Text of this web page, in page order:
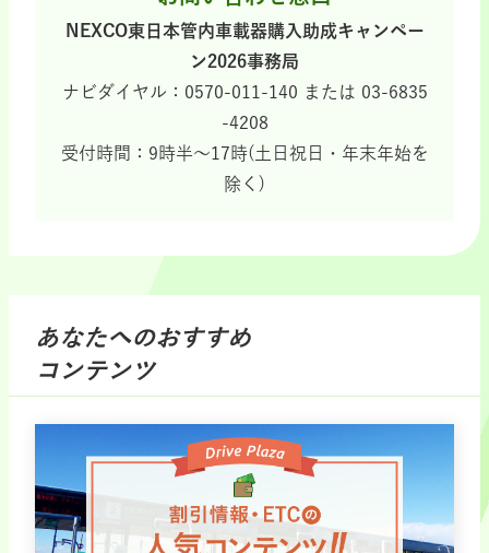
NEXCO東日本管内車載器購入助成キャンペー
ン2026事務局
ナビダイヤル：0570-011-140 または 03-6835
-4208
受付時間：9時半～17時(土日祝日・年末年始を
除く)
あなたへのおすすめ
コンテンツ